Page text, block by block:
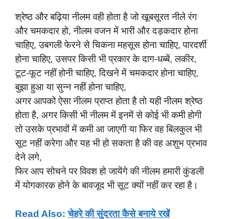
श्रेष्ठ और बढ़िया नीलम वही होता है जो खूबसूरत नीले रंग
और चमकदार हो, नीलम वजन में भारी और दड़कदार होना
चाहिए, उबगली फेरने से चिकना महसूस होना चाहिए, पारदर्शी
होना चाहिए, उसपर किसी भी प्रकार के दाग-धब्बें, लकीर,
टूट-फूट नहीं होनी चाहिए, दिखने में चमकदार होना चाहिए,
बुझा हुआ या सुन्न नहीं होना चाहिए,
अगर आपको ऐसा नीलम प्राप्त होता है तो यही नीलम श्रेष्ठ
होता है, अगर किसी भी नीलम में इनमें से कोई भी कमी होगी
तो उसके प्रभावों में कमी आ जाएगी या फिर वह बिलकुल भी
सूट नहीं करेगा और यह भी हो सकता है की वह अशुभ प्रभाव
देने लगे,
फिर आप सोचने पर विवश हो जायेंगे की नीलम हमारी कुंडली
में योगकारक होने के बावजूद भी सूट क्यों नहीं कर रहा है।
Read Also:चेहरे की सुंदरता कैसे बनाये रखें